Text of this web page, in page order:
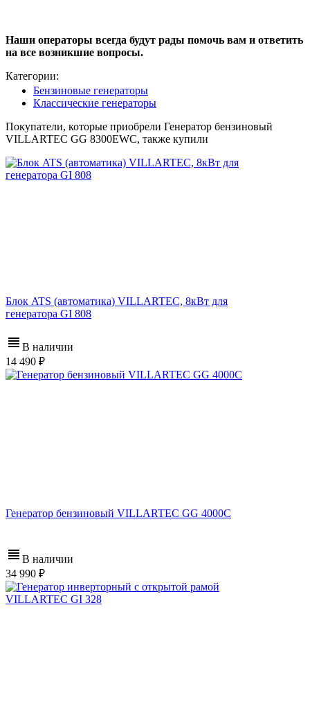
Наши операторы всегда будут рады помочь вам и ответить
на все возникшие вопросы.
Категории:
Бензиновые генераторы
Классические генераторы
Покупатели, которые приобрели Генератор бензиновый
VILLARTEC GG 8300EWC, также купили
Блок ATS (автоматика) VILLARTEC, 8кВт для
генератора GI 808
В наличии
14 490
Генератор бензиновый VILLARTEC GG 4000C
В наличии
34 990